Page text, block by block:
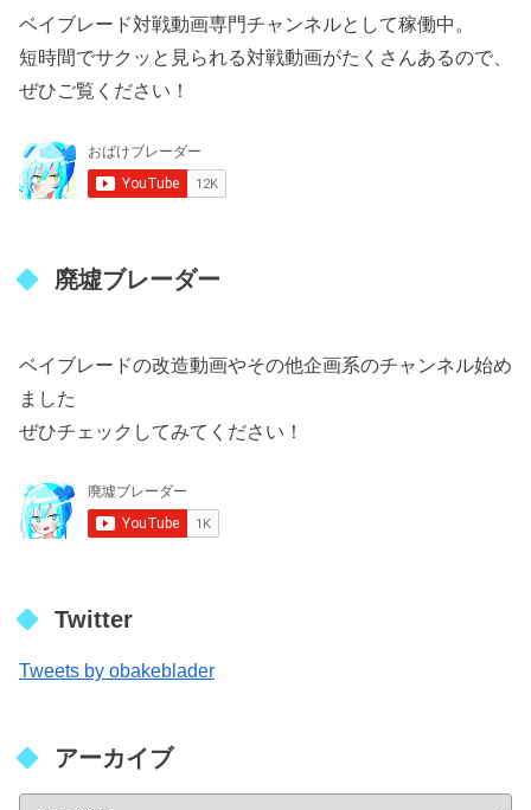
ベイブレード対戦動画専門チャンネルとして稼働中。
短時間でサクッと見られる対戦動画がたくさんあるので、
ぜひご覧ください！
廃墟ブレーダー
ベイブレードの改造動画やその他企画系のチャンネル始め
ました
ぜひチェックしてみてください！
Twitter
Tweets by obakeblader
アーカイブ